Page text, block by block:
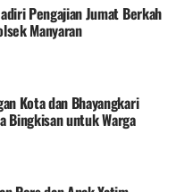
Pengajian Jumat Berkah
Manyaran
Kota dan Bhayangkari
Bingkisan untuk Warga